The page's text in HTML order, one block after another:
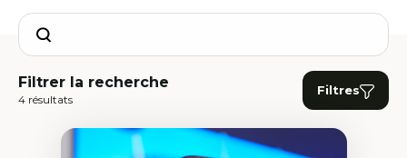
Search
Filtrer la recherche
4 résultats
Filtres